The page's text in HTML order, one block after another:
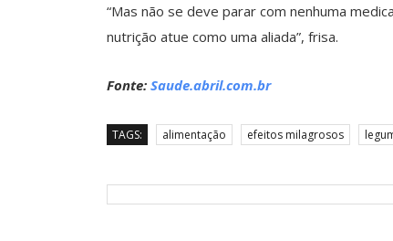
“Mas não se deve parar com nenhuma
nutrição atue como uma aliada”, frisa.
Fonte: Saude.abril.com.br
TAGS: alimentação efeitos milagrosos